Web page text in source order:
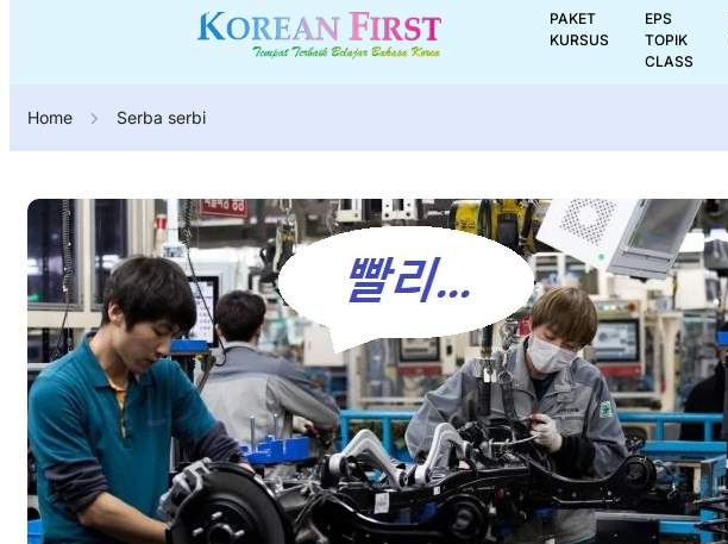
PAKET
KURSUS
EPS
TOPIK
CLASS
Home Serba serbi